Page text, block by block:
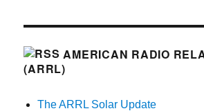
AMERICAN RADIO
(ARRL)
The ARRL Solar Update